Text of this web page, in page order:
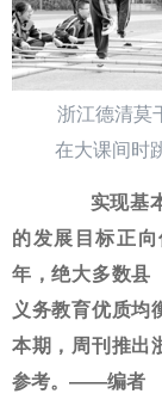
浙江德清莫
在大课间时
实现基
的发展目标正
年，绝大多数县
义务教育优质均
本期，周刊推出
参考。——编者